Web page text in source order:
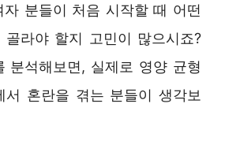
자 분들이 처음 시작할 때 어떤
골라야 할지 고민이 많으시죠?
분석해보면, 실제로 영양 균형
서 혼란을 겪는 분들이 생각보